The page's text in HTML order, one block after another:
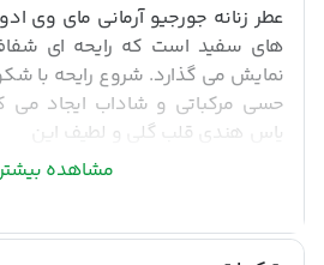
عطر زنانه جورجیو آرمانی مای وی
های سفید است که رایحه ای
نمایش می گذارد. شروع رایحه با
حسی مرکباتی و شاداب ایجاد می
یاس هندی قلب گلی و لطیف این
مشاهده